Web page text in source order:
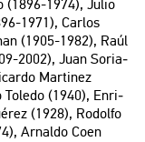
(1896-1974), Julio
1971), Car­los
(1905-1982), Raúl
2002), Juan So­ri­a­
Mar­ti­nez
To­le­do (1940), En­ri­
(1928), Ro­dol­fo
Ar­nal­do Coen